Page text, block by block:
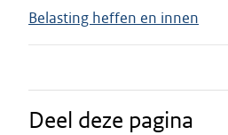
Belasting heffen en innen
Deel deze pagina